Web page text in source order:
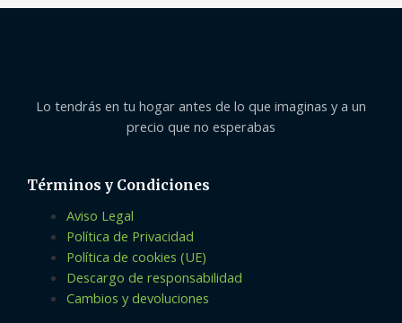
Lo tendrás en tu hogar antes de lo que imaginas y a un
precio que no esperabas
Términos y Condiciones
Aviso Legal
Política de Privacidad
Política de cookies (UE)
Descargo de responsabilidad
Cambios y devoluciones